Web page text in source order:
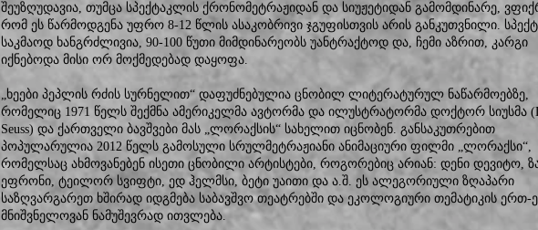
შეუზღუდავია, თუმცა სპექტაკლის ქრონომეტრაჟიდან და სიუჟეტიდან გამომდინარე,
რომ ეს წარმოდგენა უფრო 8-12 წლის ასაკობრივი ჯგუფისთვის არის განკუთვნილი.
საკმაოდ ხანგრძლივია, 90-100 წუთი მიმდინარეობს უანტრაქტოდ და, ჩემი აზრით, კარგი
იქნებოდა მისი ორ მოქმედებად დაყოფა.
„ხეები პეპლის რძის სურნელით“ დაფუძნებულია ცნობილ ლიტერატურულ ნაწარმოებზე,
რომელიც 1971 წელს შექმნა ამერიკელმა ავტორმა და ილუსტრატორმა დოქტორ სიუსმა
Seuss) და ქართველი ბავშვები მას „ლორაქსის“ სახელით იცნობენ. განსაკუთრებით
პოპულარულია 2012 წელს გამოსული სრულმეტრაჟიანი ანიმაციური ფილმი „ლორაქსი“,
რომელსაც ახმოვანებენ ისეთი ცნობილი არტისტები, როგორებიც არიან: დენი დევიტო,
ეფრონი, ტეილორ სვიფტი, ედ ჰელმსი, ბეტი უაითი და ა.შ. ეს ალეგორიული ზღაპარი
საზღვარგარეთ ხშირად იდგმება საბავშვო თეატრებში და ეკოლოგიური თემატიკის ერთ-
მნიშვნელოვან ნამუშევრად ითვლება.